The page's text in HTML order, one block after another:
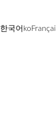
한국어ko